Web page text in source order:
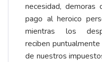
necesidad,
pago al heroico
mientras los
reciben
de nuestros